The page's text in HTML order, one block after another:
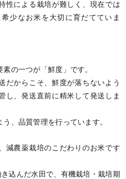
性による栽培が難しく、現在では
少なお米を大切に育だてていま
の一つが「鮮度」です。
だからこそ、鮮度が落ちないよう
し、発送直前に精米して発送しま
、品質管理を行っています。
減農薬栽培のこだわりのお米です
込んだ水田で、有機栽培・栽培期